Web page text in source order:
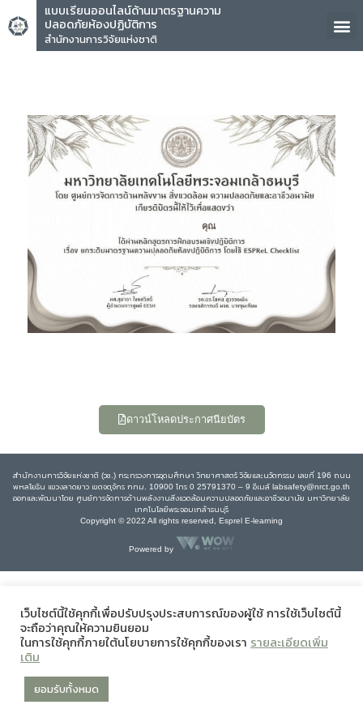
แบบเรียนออนไลน์ด้านมาตรฐานความ
ปลอดภัยห้องปฏิบัติการ
สำนักงานการวิจัยแห่งชาติ
คุณ
ดาวน์โหลดประกาศนียบัตร
สำนักงานการวิจัยแห่งชาติ (วช.) กระทรวงการอุดมศึกษา วิทยาศาสตร์ วิจัยและนวัตกรรม เลขที่ 196 ถนน
พหลโยธิน แขวงลาดยาว เขตจตุจักร กทม. 10900 โทร 0 25791370 – 9 อีเมล์ labsafety@nrct.go.th
ออกและพัฒนาโดย ศูนย์การจัดการด้านพลังงานสิ่งแวดล้อมความปลอดภัยและอาชีวอนามัย มหาวิทยาลัย
เทคโนโลยีพระจอมเกล้าธนบุรี
Copyright © 2022 All rights reserved, Esprel E-learning
Powered by
เว็บไซต์นี้ใช้คุกกี้เพื่อปรับปรุงประสบการณ์ของผู้ใช้ การใช้เว็บไซต์นี้
จะถือว่าคุณให้ความยินยอม
ในการใช้คุกกี้ภายใต้นโยบายการใช้คุกกี้ของเรา รายละเอียดเพิ่ม
เติม
ยอมรับทั้งหมด